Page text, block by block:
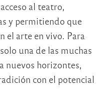
al teatro,
y permitiendo que
el arte en vivo. Para
una de las muchas
nuevos horizontes,
con el potencial